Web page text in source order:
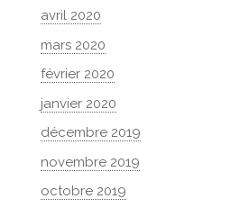
avril 2020
mars 2020
février 2020
janvier 2020
décembre 2019
novembre 2019
octobre 2019